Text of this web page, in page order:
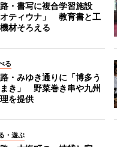
・書写に複合学習施設
オティウナ」 教育書と工
材そろえる
る
・みゆき通りに「博多う
き」 野菜巻き串や九州
を提供
・遊ぶ